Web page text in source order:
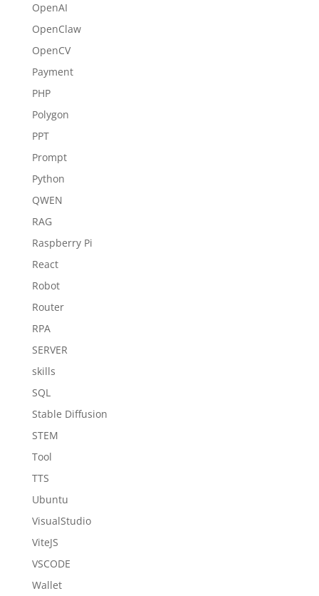
OpenAI
OpenClaw
OpenCV
Payment
PHP
Polygon
PPT
Prompt
Python
QWEN
RAG
Raspberry Pi
React
Robot
Router
RPA
SERVER
skills
SQL
Stable Diffusion
STEM
Tool
TTS
Ubuntu
VisualStudio
ViteJS
VSCODE
Wallet